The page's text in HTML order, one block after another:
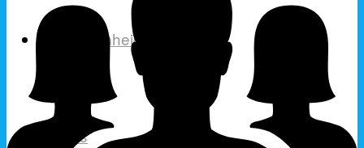
Duurzaamheid
Korrels